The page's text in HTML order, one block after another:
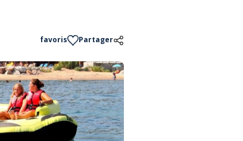
favoris Partager